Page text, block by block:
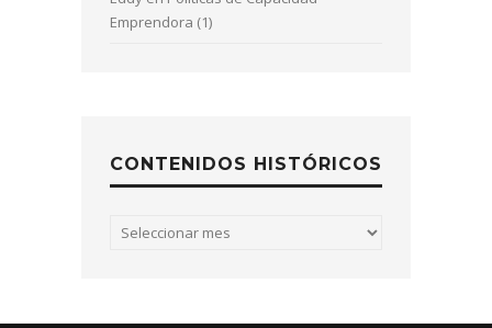
Emprendora (1)
CONTENIDOS HISTÓRICOS
Contenidos